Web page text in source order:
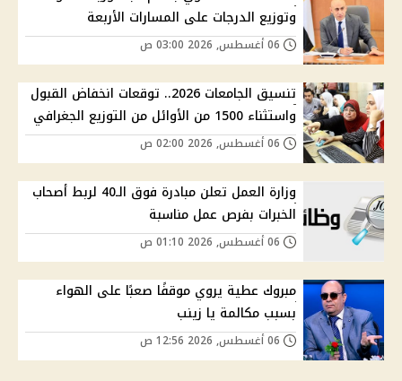
وتوزيع الدرجات على المسارات الأربعة
تنسيق الجامعات 2026.. توقعات انخفاض القبول
واستثناء 1500 من الأوائل من التوزيع الجغرافي
وزارة العمل تعلن مبادرة فوق الـ40 لربط أصحاب
الخبرات بفرص عمل مناسبة
مبروك عطية يروي موقفًا صعبًا على الهواء
بسبب مكالمة يا زينب